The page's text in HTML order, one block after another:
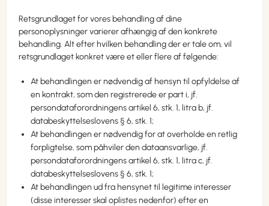
Retsgrundlaget for vores behandling af dine
personoplysninger varierer afhængig af den konkrete
behandling. Alt efter hvilken behandling der er tale om, vil
retsgrundlaget konkret være et eller flere af følgende:
At behandlingen er nødvendig af hensyn til opfyldelse af
en kontrakt, som den registrerede er part i, jf.
persondataforordningens artikel 6, stk. 1, litra b, jf.
databeskyttelseslovens § 6, stk. 1;
At behandlingen er nødvendig for at overholde en retlig
forpligtelse, som påhviler den dataansvarlige, jf.
persondataforordningens artikel 6, stk. 1, litra c, jf.
databeskyttelseslovens § 6, stk. 1;
At behandlingen ud fra hensynet til legitime interesser
(disse interesser skal oplistes nedenfor) efter en